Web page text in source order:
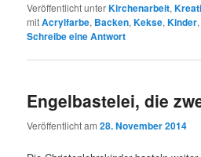
Veröffentlicht unterKirchenarbeit,
mitAcrylfarbe, Backen,Kekse,Kinder
Schreibe eine Antwort
Engelbastelei, die
Veröffentlicht am28. November 2014